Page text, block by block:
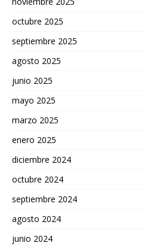
octubre 2025
septiembre 2025
agosto 2025
junio 2025
mayo 2025
marzo 2025
enero 2025
diciembre 2024
octubre 2024
septiembre 2024
agosto 2024
junio 2024